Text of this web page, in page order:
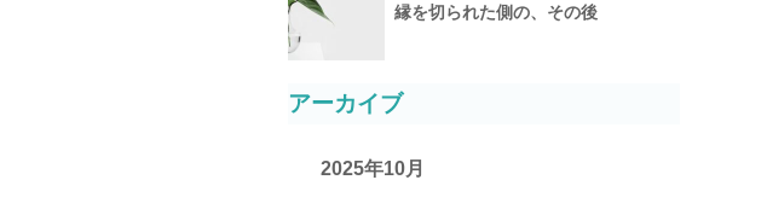
縁を切られた側の、その後
アーカイブ
2025年10月